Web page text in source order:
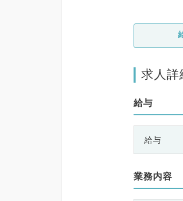
求人詳
給与
給与
業務内容